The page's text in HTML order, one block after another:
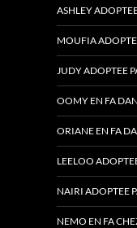
ASHLEY
MOUFIA
JUDY ADOPTEE
OOMY EN FA
ORIANE EN FA
LEELOO
NAIRI ADOPTEE
NEMO EN FA